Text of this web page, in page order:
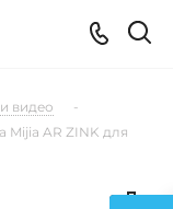
видео
-
Mijia AR ZINK для